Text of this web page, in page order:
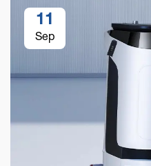
11
Sep